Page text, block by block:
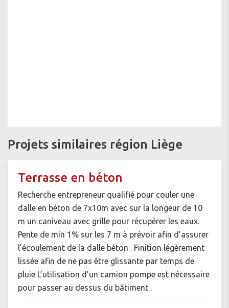
Projets similaires région Liège
Terrasse en béton
Recherche entrepreneur qualifié pour couler une
dalle en béton de 7x10m avec sur la longeur de 10
m un caniveau avec grille pour récupérer les eaux.
Pente de min 1% sur les 7 m à prévoir afin d’assurer
l’écoulement de la dalle béton . Finition légèrement
lissée afin de ne pas être glissante par temps de
pluie L’utilisation d’un camion pompe est nécessaire
pour passer au dessus du bâtiment .